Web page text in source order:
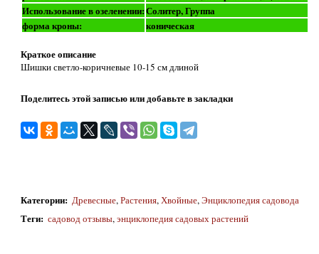
Использование в озеленении:Солитер, Группа
форма кроны:
коническая
Краткое описание
Шишки светло-коричневые 10-15 см длиной
Поделитесь этой записью или добавьте в закладки
Категории: Древесные,Растения,Хвойные,Энциклопедия садовода
Теги: садовод отзывы,энциклопедия садовых растений